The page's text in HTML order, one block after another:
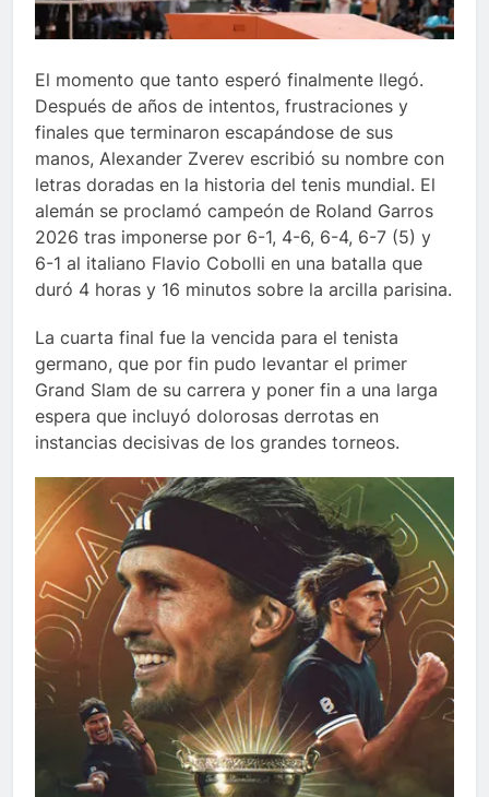
El momento que tanto esperó finalmente llegó.
Después de años de intentos, frustraciones y
finales que terminaron escapándose de sus
manos, Alexander Zverev escribió su nombre con
letras doradas en la historia del tenis mundial. El
alemán se proclamó campeón de Roland Garros
2026 tras imponerse por 6-1, 4-6, 6-4, 6-7 (5) y
6-1 al italiano Flavio Cobolli en una batalla que
duró 4 horas y 16 minutos sobre la arcilla parisina.
La cuarta final fue la vencida para el tenista
germano, que por fin pudo levantar el primer
Grand Slam de su carrera y poner fin a una larga
espera que incluyó dolorosas derrotas en
instancias decisivas de los grandes torneos.